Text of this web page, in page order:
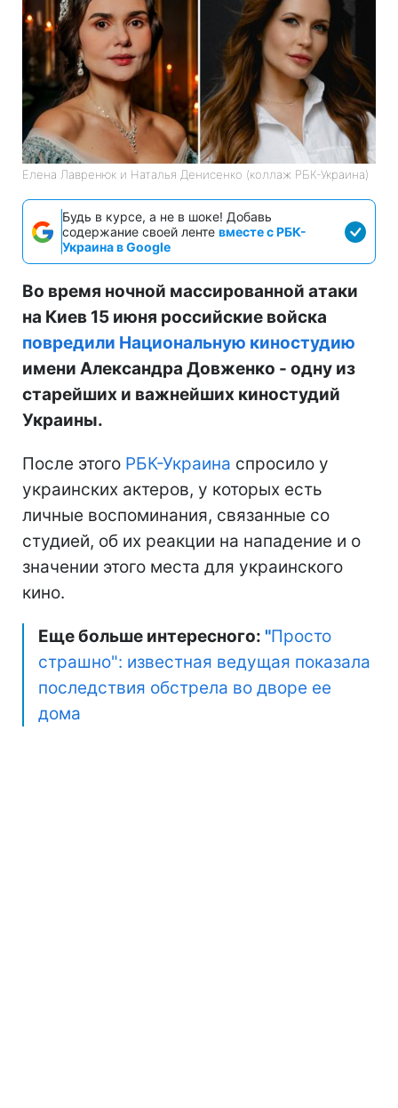
Елена Лавренюк и Наталья Денисенко (коллаж РБК-Украина)
Будь в курсе, а не в шоке! Добавь
содержание своей ленте вместе с РБК-
Украина в Google
Во время ночной массированной атаки
на Киев 15 июня российские войска
повредили Национальную киностудию
имени Александра Довженко - одну из
старейших и важнейших киностудий
Украины.
После этого РБК-Украина спросило у
украинских актеров, у которых есть
личные воспоминания, связанные со
студией, об их реакции на нападение и о
значении этого места для украинского
кино.
Еще больше интересного: "Просто
страшно": известная ведущая показала
последствия обстрела во дворе ее
дома